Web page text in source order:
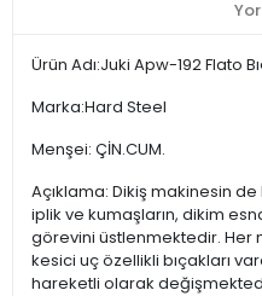
Ürün Adı:Juki Apw-192 Flato
Marka:Hard Steel
Menşei: ÇİN.CUM.
Açıklama: Dikiş makinesin
iplik ve kumaşların, dikim
görevini üstlenmektedir. Her
kesici uç özellikli bıçakları
hareketli olarak